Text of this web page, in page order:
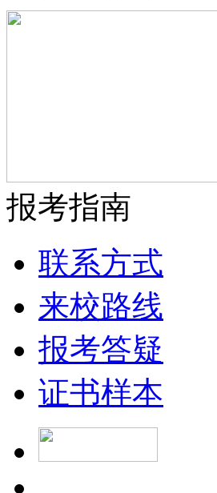
报考指南
联系方式
来校路线
报考答疑
证书样本